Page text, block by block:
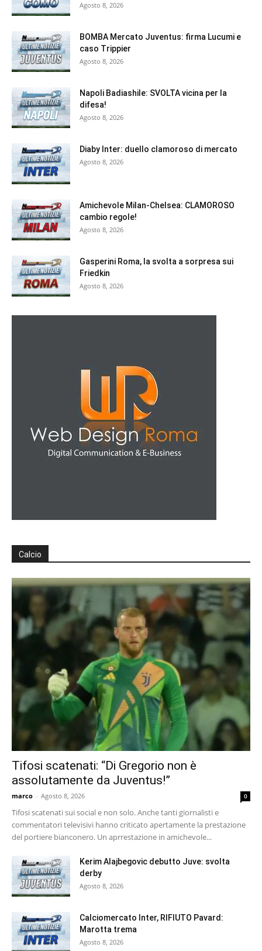
Agosto 8, 2026
BOMBA Mercato Juventus: firma Lucumi e
caso Trippier
Agosto 8, 2026
Napoli Badiashile: SVOLTA vicina per la
difesa!
Agosto 8, 2026
Diaby Inter: duello clamoroso di mercato
Agosto 8, 2026
Amichevole Milan-Chelsea: CLAMOROSO
cambio regole!
Agosto 8, 2026
Gasperini Roma, la svolta a sorpresa sui
Friedkin
Agosto 8, 2026
Calcio
Tifosi scatenati: “Di Gregorio non è
assolutamente da Juventus!”
marco - Agosto 8, 2026 0
Tifosi scatenati sui social e non solo. Anche tanti giornalisti e
commentatori televisivi hanno criticato apertamente la prestazione
del portiere bianconero. Un aprrestazione in amichevole...
Kerim Alajbegovic debutto Juve: svolta
derby
Agosto 8, 2026
Calciomercato Inter, RIFIUTO Pavard:
Marotta trema
Agosto 8, 2026